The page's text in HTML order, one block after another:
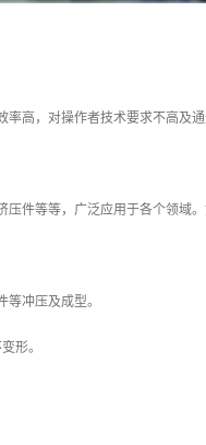
高，对操作者技术要求不高及
件等等，广泛应用于各个领域
冲压及成型。
形。